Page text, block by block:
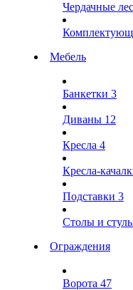
Чердачные
Мебель
Банкетки 3
Диваны 12
Кресла 4
Кресла-
Подставки 3
Столы и
Ограждения
Ворота 47